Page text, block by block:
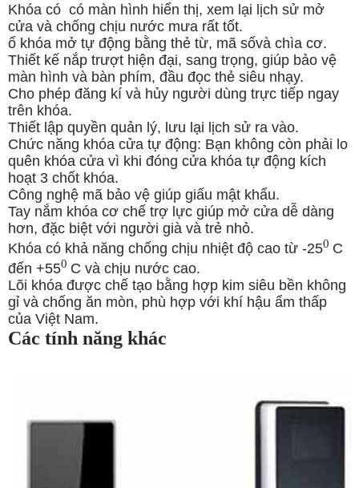
Khóa có có màn hình hiển thị, xem lại lịch sử mở
cửa và chống chịu nước mưa rất tốt.
ổ khóa mở tự động bằng thẻ từ, mã sốvà chìa cơ.
Thiết kế nắp trượt hiện đại, sang trọng, giúp bảo vệ
màn hình và bàn phím, đầu đọc thẻ siêu nhạy.
Cho phép đăng kí và hủy người dùng trực tiếp ngay
trên khóa.
Thiết lập quyền quản lý, lưu lại lịch sử ra vào.
Chức năng khóa cửa tự động: Bạn không còn phải lo
quên khóa cửa vì khi đóng cửa khóa tự động kích
hoạt 3 chốt khóa.
Công nghệ mã bảo vệ giúp giấu mật khẩu.
Tay nắm khóa cơ chế trợ lực giúp mở cửa dễ dàng
hơn, đặc biệt với người già và trẻ nhỏ.
Khóa có khả năng chống chịu nhiệt độ cao từ -250 C
đến +550 C và chịu nước cao.
Lõi khóa được chế tạo bằng hợp kim siêu bền không
gỉ và chống ăn mòn, phù hợp với khí hậu ẩm thấp
của Việt Nam.
Các tính năng khác